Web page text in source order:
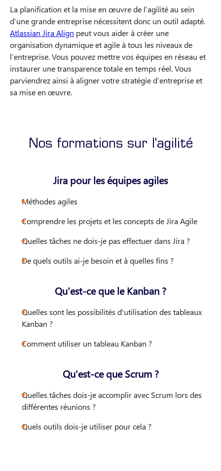
La planification et la mise en œuvre de l’agilité au sein
d’une grande entreprise nécessitent donc un outil adapté.
Atlassian Jira Align peut vous aider à créer une
organisation dynamique et agile à tous les niveaux de
l’entreprise. Vous pouvez mettre vos équipes en réseau et
instaurer une transparence totale en temps réel. Vous
parviendrez ainsi à aligner votre stratégie d’entreprise et
sa mise en œuvre.
Nos formations sur l'agilité
Jira pour les équipes agiles
Méthodes agiles
Comprendre les projets et les concepts de Jira Agile
Quelles tâches ne dois-je pas effectuer dans Jira ?
De quels outils ai-je besoin et à quelles fins ?
Qu'est-ce que le Kanban ?
Quelles sont les possibilités d'utilisation des tableaux
Kanban ?
Comment utiliser un tableau Kanban ?
Qu'est-ce que Scrum ?
Quelles tâches dois-je accomplir avec Scrum lors des
différentes réunions ?
Quels outils dois-je utiliser pour cela ?